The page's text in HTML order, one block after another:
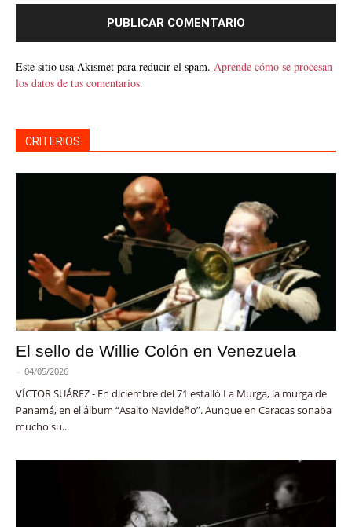
Este sitio usa Akismet para reducir el spam. Aprende cómo se procesan
los datos de tus comentarios.
CRITERIOS
El sello de Willie Colón en Venezuela
- 04/05/2026
VÍCTOR SUÁREZ - En diciembre del 71 estalló La Murga, la murga de
Panamá, en el álbum “Asalto Navideño”. Aunque en Caracas sonaba
mucho su...